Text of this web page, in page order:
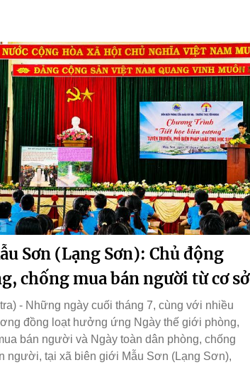
Sơn (Lạng Sơn): Chủ động
chống mua bán người từ cơ sở
- Những ngày cuối tháng 7, cùng với nhiều
đồng loạt hưởng ứng Ngày thế giới phòng,
bán người và Ngày toàn dân phòng, chống
người, tại xã biên giới Mẫu Sơn (Lạng Sơn),